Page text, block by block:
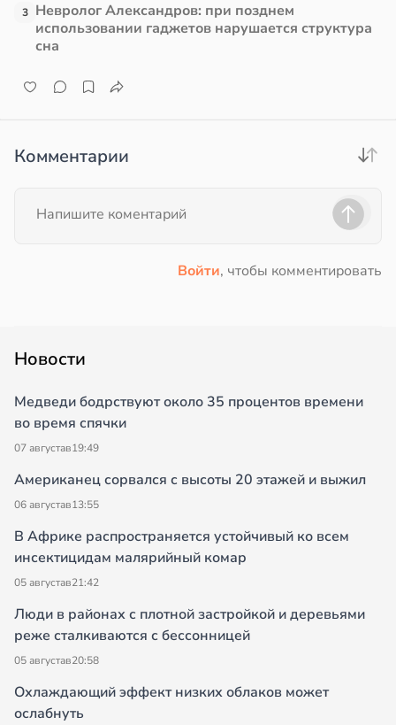
3 Невролог Александров: при позднем
использовании гаджетов нарушается структура
сна
Комментарии
Войти, чтобы комментировать
Новости
Медведи бодрствуют около 35 процентов времени
во время спячки
07 августав19:49
Американец сорвался с высоты 20 этажей и выжил
06 августав13:55
В Африке распространяется устойчивый ко всем
инсектицидам малярийный комар
05 августав21:42
Люди в районах с плотной застройкой и деревьями
реже сталкиваются с бессонницей
05 августав20:58
Охлаждающий эффект низких облаков может
ослабнуть